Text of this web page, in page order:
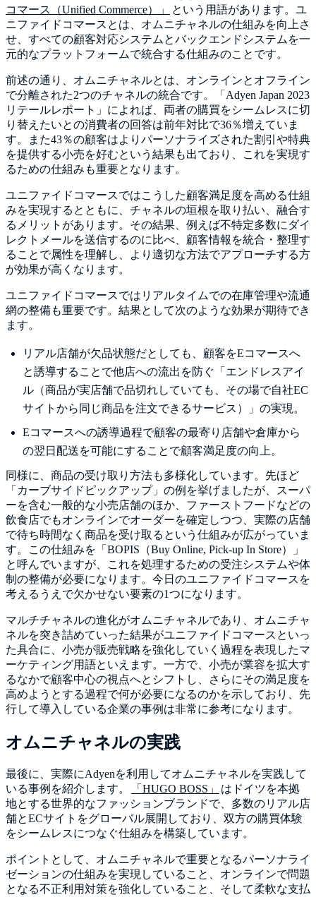
コマース（Unified Commerce）」
という用語があります。ユ
ニファイドコマースとは、オムニチャネルの仕組みを向上さ
せ、すべての顧客対応システムとバックエンドシステムを一
元的なプラットフォームで統合する仕組みのことです。
前述の通り、オムニチャネルとは、オンラインとオフライン
で分離された2つのチャネルの統合です。「Adyen Japan 2023
リテールレポート」によれば、両者の購買をシームレスに切
り替えたいとの消費者の回答は前年対比で36％増えていま
す。また43％の顧客はよりパーソナライズされた割引や特典
を提供する小売を好むという結果も出ており、これを実現す
るための仕組みも重要となります。
ユニファイドコマースではこうした顧客満足度を高める仕組
みを実現するとともに、チャネルの垣根を取り払い、融合す
るメリットがあります。その結果、例えば不特定多数にダイ
レクトメールを送信するのに比べ、顧客情報を統合・整理す
ることで属性を理解し、より適切な方法でアプローチする方
が効果が高くなります。
ユニファイドコマースではリアルタイムでの在庫管理や流通
網の整備も重要です。結果として次のような効果が期待でき
ます。
リアル店舗が欠品状態だとしても、顧客をEコマースへ
と誘導することで他店への流出を防ぐ「エンドレスアイ
ル（商品が実店舗で品切れしていても、その場で自社EC
サイトから同じ商品を注文できるサービス）」の実現。
Eコマースへの誘導過程で顧客の最寄り店舗や倉庫から
の翌日配送を可能にすることで顧客満足度の向上。
同様に、商品の受け取り方法も多様化しています。先ほど
「カーブサイドピックアップ」の例を挙げましたが、スーパ
ーを含む一般的な小売店舗のほか、ファーストフードなどの
飲食店でもオンラインでオーダーを確定しつつ、実際の店舗
で待ち時間なく商品を受け取るという仕組みが広がっていま
す。この仕組みを「BOPIS（Buy Online, Pick-up In Store）」
と呼んでいますが、これを処理するための受注システムや体
制の整備が必要になります。今日のユニファイドコマースを
考えるうえで欠かせない要素の1つになります。
マルチチャネルの進化がオムニチャネルであり、オムニチャ
ネルを突き詰めていった結果がユニファイドコマースといっ
た具合に、小売が販売戦略を強化していく過程を表現したマ
ーケティング用語といえます。一方で、小売が業容を拡大す
るなかで顧客中心の視点へとシフトし、さらにその満足度を
高めようとする過程で何が必要になるのかを示しており、先
行して導入している企業の事例は非常に参考になります。
オムニチャネルの実践
最後に、実際にAdyenを利用してオムニチャネルを実践して
いる事例を紹介します。
「HUGO BOSS」
はドイツを本拠
地とする世界的なファッションブランドで、多数のリアル店
舗とECサイトをグローバル展開しており、双方の購買体験
をシームレスにつなぐ仕組みを構築しています。
ポイントとして、オムニチャネルで重要となるパーソナライ
ゼーションの仕組みを実現していること、オンラインで問題
となる不正利用対策を強化していること、そして柔軟な支払